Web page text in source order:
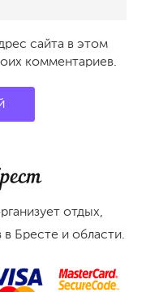
сайта в этом
комментариев.
отдых,
в Бресте и области.